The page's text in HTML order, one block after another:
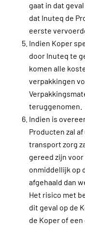
gaat in dat
dat Inuteq de
eerste
Indien Koper
door Inuteq te
komen alle
verpakkingen
teruggenomen.
Indien is
Producten zal
transport zorg
gereed zijn
onmiddellijk op
afgehaald dan
Het risico met
dit geval op de
de Koper of